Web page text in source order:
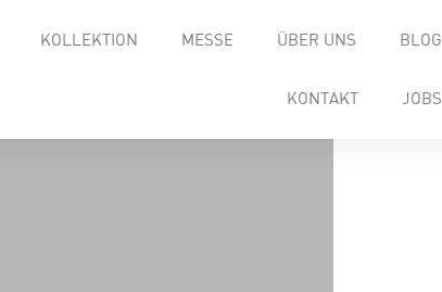
KOLLEKTION MESSE ÜBER UNS BLOG
KONTAKT JOBS